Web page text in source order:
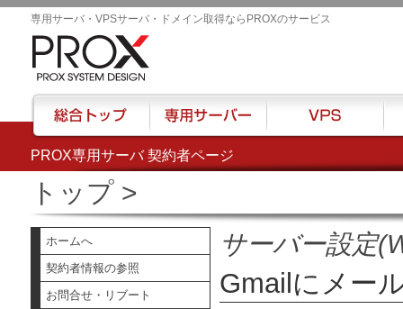
PROX専用サーバ 契約者ページ
専用サーバ・VPSサーバ・ドメイン取得ならPROXのサービス
トップ>
ホームへ
契約者情報の参照
お問合せ・リブート
サーバー設定
Gmailにメー
総合トップ 専用サーバー VPS ハ